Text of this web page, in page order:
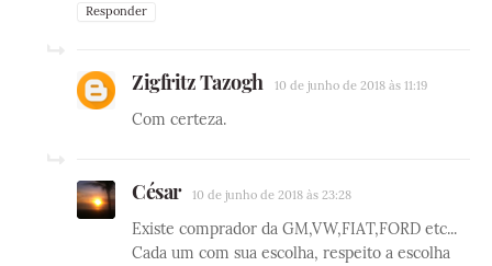
Responder
Zigfritz Tazogh 10 de junho de 2018 às 11:19
Com certeza.
César 10 de junho de 2018 às 23:28
Existe comprador da GM,VW,FIAT,FORD etc...
Cada um com sua escolha, respeito a escolha